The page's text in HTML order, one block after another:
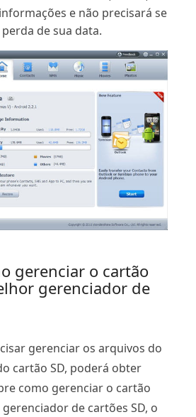
e não precisará se
de sua data.
gerenciar o cartão
gerenciador de
gerenciar os arquivos do
cartão SD, poderá obter
como gerenciar o cartão
de cartões SD, o